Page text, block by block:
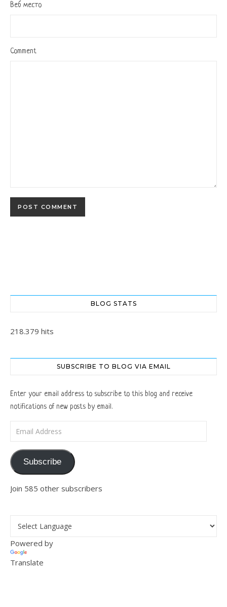
Веб место
Comment
BLOG STATS
218.379 hits
SUBSCRIBE TO BLOG VIA EMAIL
Enter your email address to subscribe to this blog and receive
notifications of new posts by email.
Subscribe
Join 585 other subscribers
Powered by
Translate